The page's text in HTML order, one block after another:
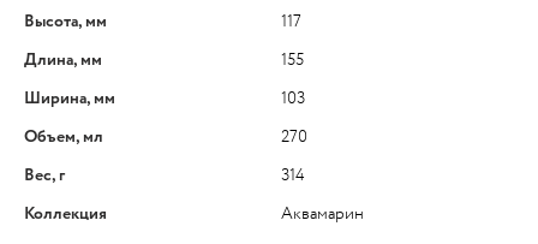
Высота, мм
117
Длина, мм
155
Ширина, мм
103
Объем, мл
270
Вес, г
314
Коллекция
Аквамарин